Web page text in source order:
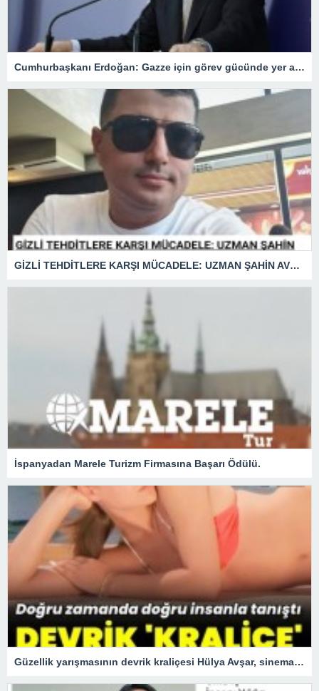
Cumhurbaşkanı Erdoğan: Gazze için görev gücünde yer alacağız.
GİZLİ TEHDİTLERE KARŞI MÜCADELE: UZMAN ŞAHİN AVŞAR ANLATIYOR – “İSTİHBARATA KARŞI KOYMADAN VAZGEÇMEK, KAPINIZI AÇIK BIRAKMAK GİBİDİR!”
İspanyadan Marele Turizm Firmasına Başarı Ödülü.
Güzellik yarışmasının devrik kraliçesi Hülya Avşar, sinemanın kraliçesi oldu.